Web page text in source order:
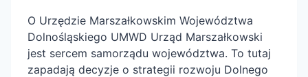
O Urzędzie Marszałkowskim Województwa
Dolnośląskiego UMWD Urząd Marszałkowski
jest sercem samorządu województwa. To tutaj
zapadają decyzje o strategii rozwoju Dolnego